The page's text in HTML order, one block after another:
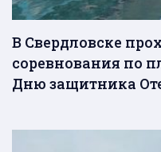
В Свердловске
соревнования по
Дню защитника